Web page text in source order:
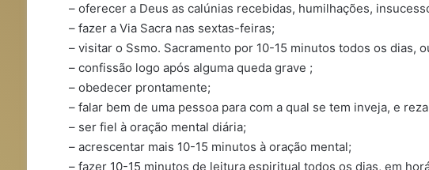
– oferecer a Deus as calúnias recebidas, humilhações,
– fazer a Via Sacra nas sextas-feiras;
– visitar o Ssmo. Sacramento por 10-15 minutos todos os dias,
– confissão logo após alguma queda grave ;
– obedecer prontamente;
– falar bem de uma pessoa para com a qual se tem inveja, e
– ser fiel à oração mental diária;
– acrescentar mais 10-15 minutos à oração mental;
– fazer 10-15 minutos de leitura espiritual todos os dias, em